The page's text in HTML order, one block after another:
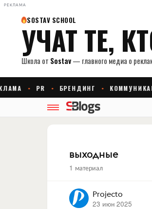
РЕКЛАМА
выходные
1 материал
Projecto
23 июн 2025